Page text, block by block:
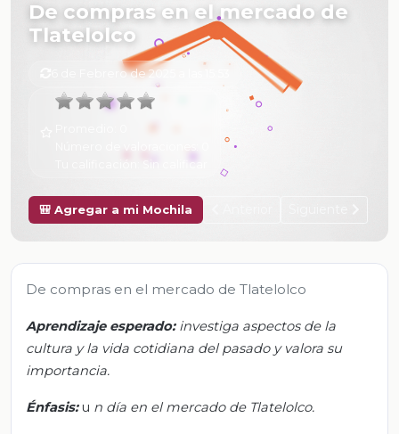
De compras en el mercado de
Tlatelolco
6 de Febrero de 2025 a las 15:53
Sin calificar
🎒 Agregar a mi Mochila
De compras en el mercado de Tlatelolco
Aprendizaje esperado: investiga aspectos de la
cultura y la vida cotidiana del pasado y valora su
importancia.
Énfasis:u n día en el mercado de Tlatelolco.